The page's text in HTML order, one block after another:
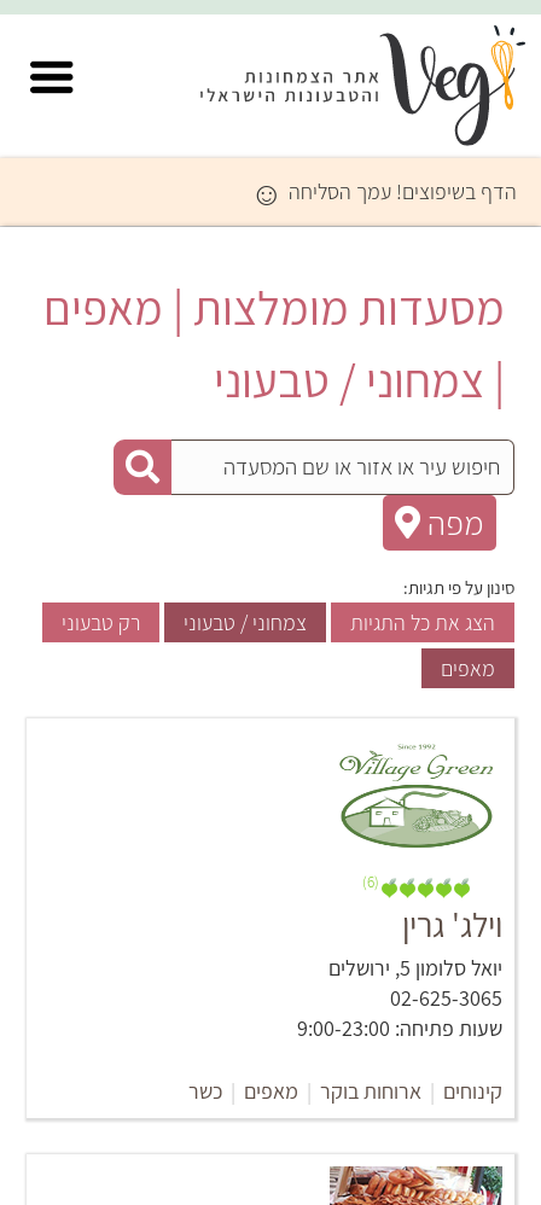
הדף בשיפוצים! עמך הסליחה ☺
מסעדות מומלצות | מאפים
| צמחוני / טבעוני
מפה
סינון על פי תגיות:
הצג את כל התגיות צמחוני / טבעוני
רק טבעוני
מאפים
(6)
וילג' גרין
יואל סלומון 5, ירושלים
02-625-3065
שעות פתיחה: 9:00-23:00
קינוחים | ארוחות בוקר | מאפים | כשר